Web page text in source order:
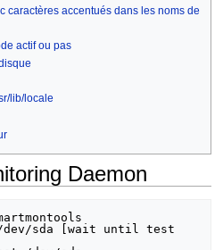
caractères accentués dans les noms de
actif ou pas
lib/locale
Daemon